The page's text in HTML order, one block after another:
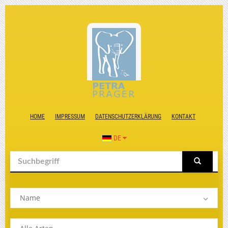
HOME IMPRESSUM DATENSCHUTZERKLÄRUNG KONTAKT
DE
Name